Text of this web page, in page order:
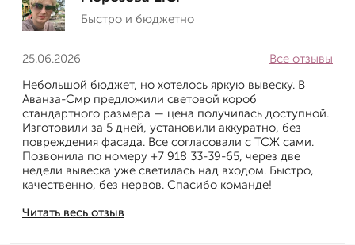
Быстро и бюджетно
25.06.2026
Читать весь отзыв
Все отзывы
Небольшой бюджет, но хотелось яркую вывеску. В
Аванза-Смр предложили световой короб
стандартного размера — цена получилась доступной.
Изготовили за 5 дней, установили аккуратно, без
повреждения фасада. Все согласовали с ТСЖ сами.
Позвонила по номеру +7 918 33-39-65, через две
недели вывеска уже светилась над входом. Быстро,
качественно, без нервов. Спасибо команде!